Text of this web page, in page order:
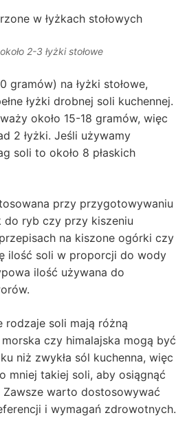
2-3 łyżki stołowe
gramów) na łyżki stołowe,
łyżki drobnej soli kuchennej.
około 15-18 gramów, więc
2 łyżki. Jeśli używamy
soli to około 8 płaskich
przy przygotowywaniu
do ryb czy przy kiszeniu
na kiszone ogórki czy
ilość soli w proporcji do wody
ilość używana do
rodzaje soli mają różną
czy himalajska mogą być
niż zwykła sól kuchenna, więc
mniej takiej soli, aby osiągnąć
warto dostosowywać
i wymagań zdrowotnych.